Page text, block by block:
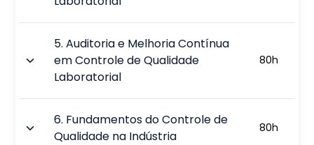
5.Auditoria e Melhoria Contínua
em Controle de Qualidade
Laboratorial
80h
6. Fundamentos do Controle de
Qualidade na Indústria
80h